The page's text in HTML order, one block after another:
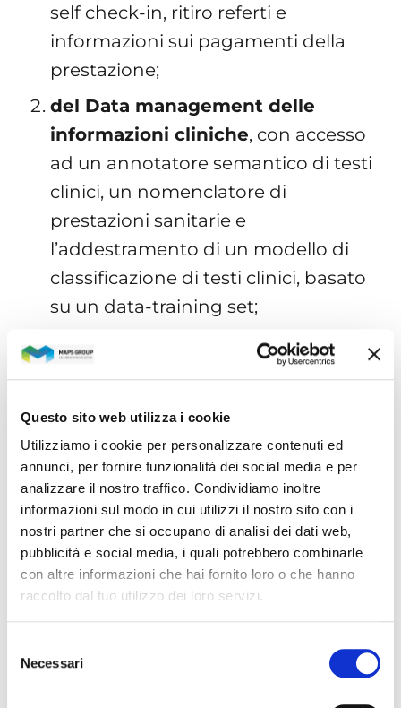
Questo sito web utilizza i cookie
Utilizziamo i cookie per personalizzare contenuti ed
annunci, per fornire funzionalità dei social media e per
analizzare il nostro traffico. Condividiamo inoltre
informazioni sul modo in cui utilizzi il nostro sito con i
nostri partner che si occupano di analisi dei dati web,
pubblicità e social media, i quali potrebbero combinarle
con altre informazioni che hai fornito loro o che hanno
raccolto dal tuo utilizzo dei loro servizi.
delNecessari
self check-in, ritiro referti e
informazioni sui pagamenti della
prestazione;
del Data management delle
informazioni cliniche, con accesso
ad un annotatore semantico di testi
clinici, un nomenclatore di
prestazioni sanitarie e
l’addestramento di un modello di
classificazione di testi clinici, basato
su un data-training set;
della Customer experience,
focalizzata su Social-login, la
dati social – e il customer
engagement su meccanismi di
rewarding e gamification.
Persona, prevenzione,
monitoraggio
focalizzata sugli ecosistemi Persona,